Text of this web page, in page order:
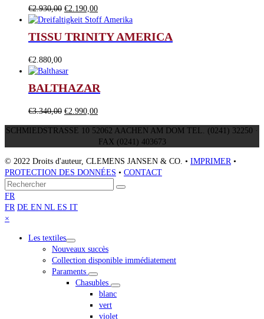
€2.930,00 Le
prix
était :
€2.190,00Le
prix
est :
TISSU TRINITY AMERICA
€2.880,00
BALTHAZAR
€3.340,00 Le
initial
€2.990,00Le
actuel
est :
SCHMIEDSTRASSE 10 52062 AACHEN AM DOM TEL. (0241) 32250 ·
FAX (0241) 403673
© 2022 Droits d'auteur, CLEMENS JANSEN & CO. • IMPRIMER•
PROTECTION DES DONNÉES • CONTACT
Retour
au
sommet
Rechercher
Envoyer
FR
FR DE EN NL ES IT
×
menu
Les textiles
Nouveaux succès
Collection disponible immédiatement
Paraments
Chasubles
blanc
vert
violet